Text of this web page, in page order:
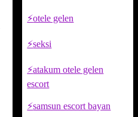
otele gelen
seksi
atakum otele gelen
escort
samsun escort bayan